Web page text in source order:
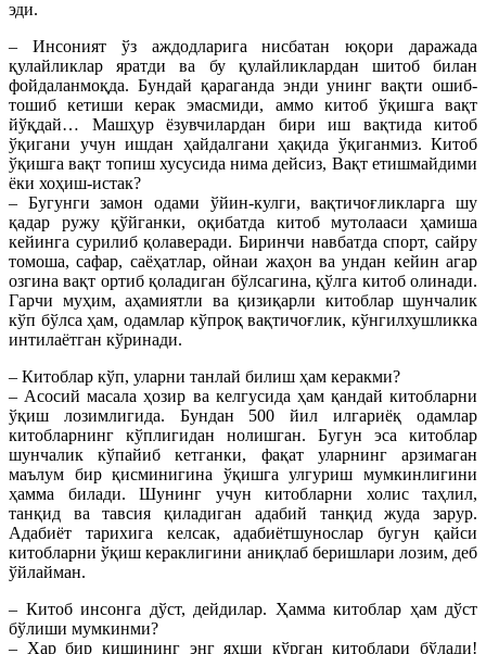
эди.
– Инсоният ўз аждодларига нисбатан юқори даражада
қулайликлар яратди ва бу қулайликлардан шитоб билан
фойдаланмоқда. Бундай қараганда энди унинг вақти ошиб-
тошиб кетиши керак эмасмиди, аммо китоб ўқишга вақт
йўқдай… Машҳур ёзувчилардан бири иш вақтида китоб
ўқигани учун ишдан ҳайдалгани ҳақида ўқиганмиз. Китоб
ўқишга вақт топиш хусусида нима дейсиз, Вақт етишмайдими
ёки хоҳиш-истак?
– Бугунги замон одами ўйин-кулги, вақтичоғликларга шу
қадар ружу қўйганки, оқибатда китоб мутолааси ҳамиша
кейинга сурилиб қолаверади. Биринчи навбатда спорт, сайру
томоша, сафар, саёҳатлар, ойнаи жаҳон ва ундан кейин агар
озгина вақт ортиб қоладиган бўлсагина, қўлга китоб олинади.
Гарчи муҳим, аҳамиятли ва қизиқарли китоблар шунчалик
кўп бўлса ҳам, одамлар кўпроқ вақтичоғлик, кўнгилхушликка
интилаётган кўринади.
– Китоблар кўп, уларни танлай билиш ҳам керакми?
– Асосий масала ҳозир ва келгусида ҳам қандай китобларни
ўқиш лозимлигида. Бундан 500 йил илгариёқ одамлар
китобларнинг кўплигидан нолишган. Бугун эса китоблар
шунчалик кўпайиб кетганки, фақат уларнинг арзимаган
маълум бир қисминигина ўқишга улгуриш мумкинлигини
ҳамма билади. Шунинг учун китобларни холис таҳлил,
танқид ва тавсия қиладиган адабий танқид жуда зарур.
Адабиёт тарихига келсак, адабиётшунослар бугун қайси
китобларни ўқиш кераклигини аниқлаб беришлари лозим, деб
ўйлайман.
– Китоб инсонга дўст, дейдилар. Ҳамма китоблар ҳам дўст
бўлиши мумкинми?
– Ҳар бир кишининг энг яхши кўрган китоблари бўлади!